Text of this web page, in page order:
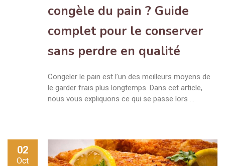
congèle du pain ? Guide
complet pour le conserver
sans perdre en qualité
Congeler le pain est l’un des meilleurs moyens de
le garder frais plus longtemps. Dans cet article,
nous vous expliquons ce qui se passe lors …
02
Oct